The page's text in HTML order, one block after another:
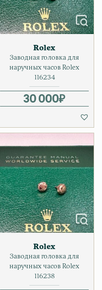
Rolex
Заводная головка для
наручных часов Rolex
116234
30 000₽
Rolex
Заводная головка для
наручных часов Rolex
116238